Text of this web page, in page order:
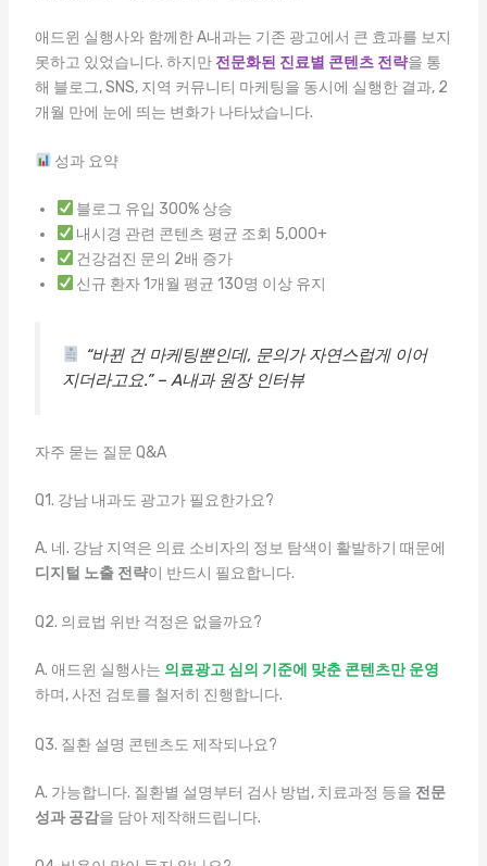
애드윈 실행사와 함께한 A내과는 기존 광고에서 큰 효과를 보지
못하고 있었습니다. 하지만 전문화된 진료별 콘텐츠 전략을 통
해 블로그, SNS, 지역 커뮤니티 마케팅을 동시에 실행한 결과, 2
개월 만에 눈에 띄는 변화가 나타났습니다.
성과 요약
블로그 유입 300% 상승
내시경 관련 콘텐츠 평균 조회 5,000+
건강검진 문의 2배 증가
신규 환자 1개월 평균 130명 이상 유지
“바뀐 건 마케팅뿐인데, 문의가 자연스럽게 이어
지더라고요.” – A내과 원장 인터뷰
자주 묻는 질문 Q&A
Q1. 강남 내과도 광고가 필요한가요?
A. 네. 강남 지역은 의료 소비자의 정보 탐색이 활발하기 때문에
디지털 노출 전략이 반드시 필요합니다.
Q2. 의료법 위반 걱정은 없을까요?
A. 애드윈 실행사는 의료광고 심의 기준에 맞춘 콘텐츠만 운영
하며, 사전 검토를 철저히 진행합니다.
Q3. 질환 설명 콘텐츠도 제작되나요?
A. 가능합니다. 질환별 설명부터 검사 방법, 치료과정 등을 전문
성과 공감을 담아 제작해드립니다.